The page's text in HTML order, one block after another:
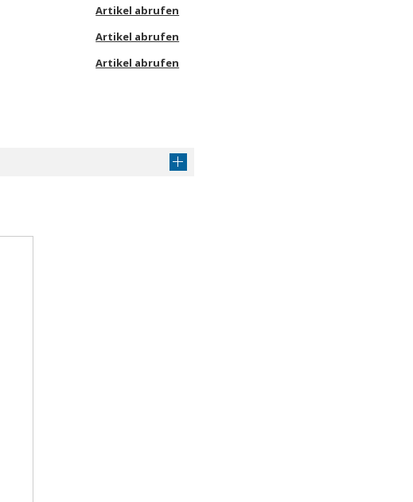
Artikel abrufen
Artikel abrufen
Artikel abrufen